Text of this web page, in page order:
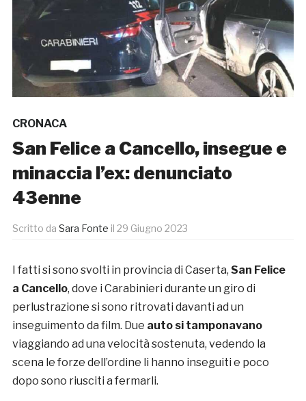
CRONACA
San Felice a Cancello, insegue e
minaccia l’ex: denunciato
43enne
Scritto da Sara Fonte il 29 Giugno 2023
I fatti si sono svolti in provincia di Caserta, San Felice
a Cancello, dove i Carabinieri durante un giro di
perlustrazione si sono ritrovati davanti ad un
inseguimento da film. Due auto si tamponavano
viaggiando ad una velocità sostenuta, vedendo la
scena le forze dell’ordine li hanno inseguiti e poco
dopo sono riusciti a fermarli.